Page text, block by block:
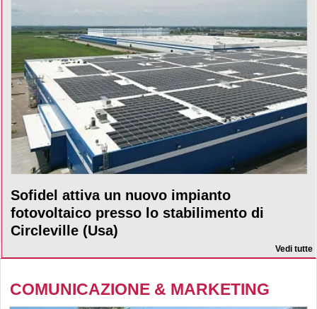
Sofidel attiva un nuovo impianto
fotovoltaico presso lo stabilimento di
Circleville (Usa)
Vedi tutte
COMUNICAZIONE & MARKETING